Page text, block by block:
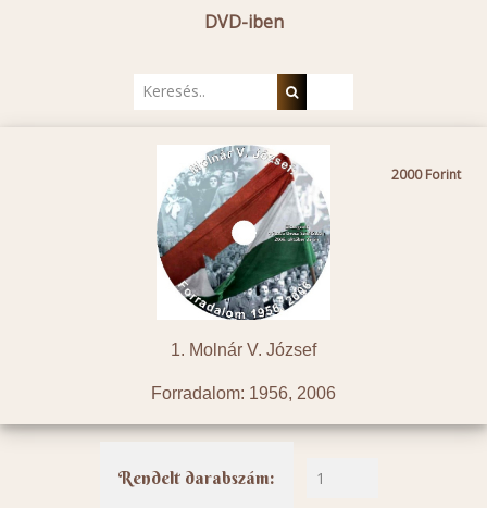
DVD-iben
1. Molnár V. József
Forradalom: 1956, 2006
2000
Rendelt darabszám: